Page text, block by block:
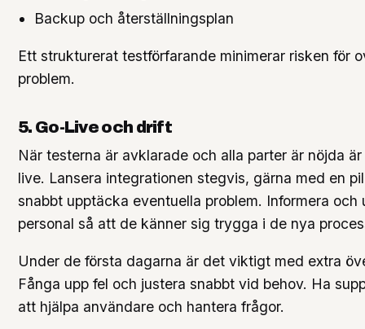
Backup och återställningsplan
Ett strukturerat testförfarande minimerar risken för
problem.
5. Go-Live och drift
När testerna är avklarade och alla parter är nöjda
live. Lansera integrationen stegvis, gärna med en
snabbt upptäcka eventuella problem. Informera och
personal så att de känner sig trygga i de nya
Under de första dagarna är det viktigt med extra
Fånga upp fel och justera snabbt vid behov. Ha
att hjälpa användare och hantera frågor.